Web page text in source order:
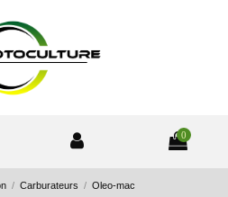
0
Carburateurs Oleo-mac